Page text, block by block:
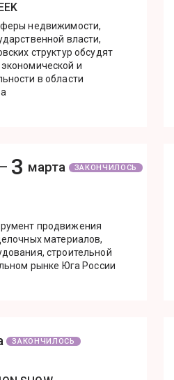
недвижимости,
власти,
структур обсудят
и
в области
3 марта ЗАКОНЧИЛОСЬ
продвижения
материалов,
строительной
рынке Юга России
ЗАКОНЧИЛОСЬ